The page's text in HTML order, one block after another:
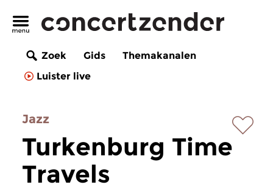
Zoek Gids
Themakanalen
Luister live
Jazz
Turkenburg Time
Travels